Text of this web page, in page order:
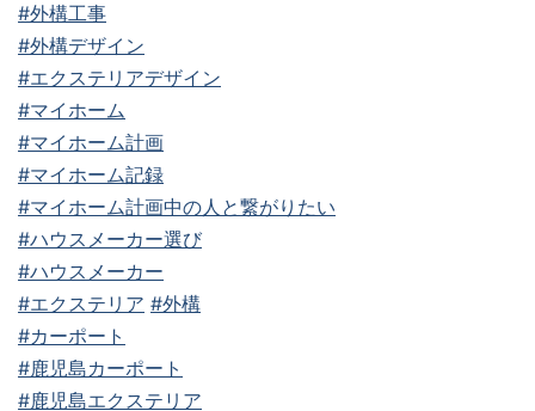
#外構工事
#外構デザイン
#エクステリアデザイン
#マイホーム
#マイホーム計画
#マイホーム記録
#マイホーム計画中の人と繋がりたい
#ハウスメーカー選び
#ハウスメーカー
#エクステリア #外構
#カーポート
#鹿児島カーポート
#鹿児島エクステリア